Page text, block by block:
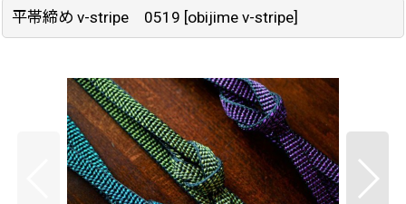
平帯締め v-stripe 0519 [obijime v-stripe]